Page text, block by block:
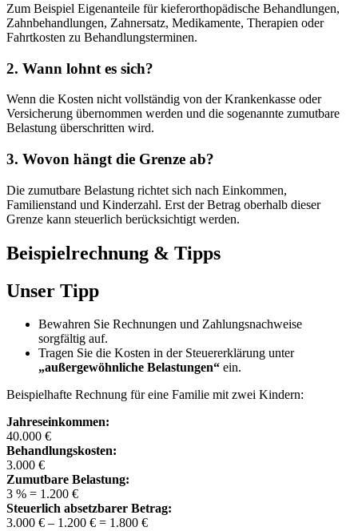
Zum Beispiel Eigenanteile für kieferorthopädische Behandlungen,
Zahnbehandlungen, Zahnersatz, Medikamente, Therapien oder
Fahrtkosten zu Behandlungsterminen.
2. Wann lohnt es sich?
Wenn die Kosten nicht vollständig von der Krankenkasse oder
Versicherung übernommen werden und die sogenannte zumutbare
Belastung überschritten wird.
3. Wovon hängt die Grenze ab?
Die zumutbare Belastung richtet sich nach Einkommen,
Familienstand und Kinderzahl. Erst der Betrag oberhalb dieser
Grenze kann steuerlich berücksichtigt werden.
Beispielrechnung & Tipps
Unser Tipp
Bewahren Sie Rechnungen und Zahlungsnachweise
sorgfältig auf.
Tragen Sie die Kosten in der Steuererklärung unter
„außergewöhnliche Belastungen“ ein.
Beispielhafte Rechnung für eine Familie mit zwei Kindern:
Jahreseinkommen:
40.000 €
Behandlungskosten:
3.000 €
Zumutbare Belastung:
3 % = 1.200 €
Steuerlich absetzbarer Betrag:
3.000 € – 1.200 € = 1.800 €